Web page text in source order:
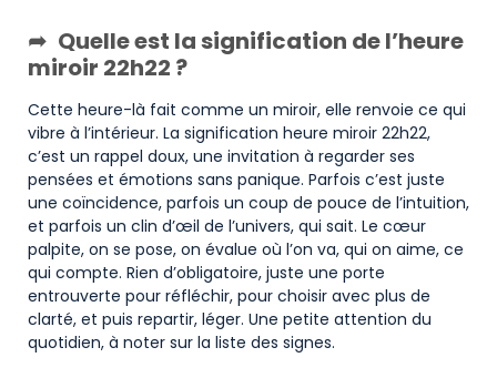
Quelle est la signification de l’heure
miroir 22h22 ?
Cette heure-là fait comme un miroir, elle renvoie ce qui
vibre à l’intérieur. La signification heure miroir 22h22,
c’est un rappel doux, une invitation à regarder ses
pensées et émotions sans panique. Parfois c’est juste
une coïncidence, parfois un coup de pouce de l’intuition,
et parfois un clin d’œil de l’univers, qui sait. Le cœur
palpite, on se pose, on évalue où l’on va, qui on aime, ce
qui compte. Rien d’obligatoire, juste une porte
entrouverte pour réfléchir, pour choisir avec plus de
clarté, et puis repartir, léger. Une petite attention du
quotidien, à noter sur la liste des signes.